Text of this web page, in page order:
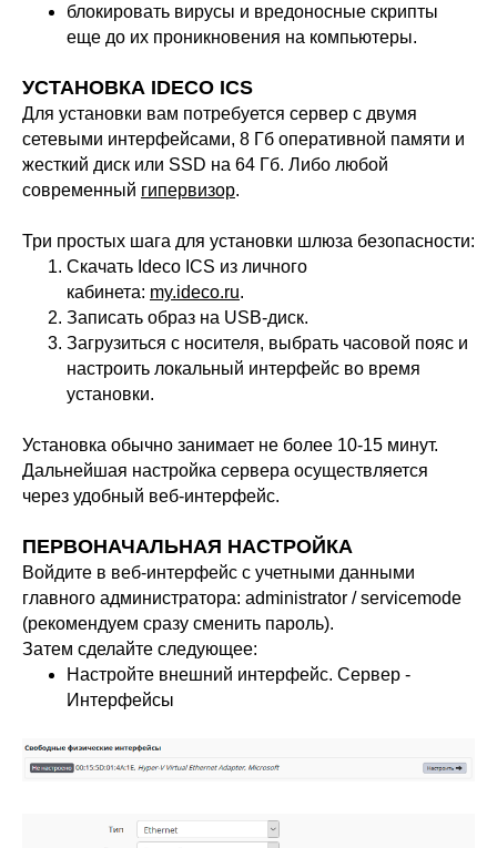
блокировать вирусы и вредоносные скрипты
еще до их проникновения на компьютеры.
УСТАНОВКА IDECO ICS
Для установки вам потребуется сервер с двумя
сетевыми интерфейсами, 8 Гб оперативной памяти и
жесткий диск или SSD на 64 Гб. Либо любой
современный гипервизор.
Три простых шага для установки шлюза безопасности:
Скачать Ideco ICS из личного
кабинета: my.ideco.ru.
Записать образ на USB-диск.
Загрузиться с носителя, выбрать часовой пояс и
настроить локальный интерфейс во время
установки.
Установка обычно занимает не более 10-15 минут.
Дальнейшая настройка сервера осуществляется
через удобный веб-интерфейс.
ПЕРВОНАЧАЛЬНАЯ НАСТРОЙКА
Войдите в веб-интерфейс с учетными данными
главного администратора: administrator / servicemode
(рекомендуем сразу сменить пароль).
Затем сделайте следующее:
Настройте внешний интерфейс. Сервер -
Интерфейсы